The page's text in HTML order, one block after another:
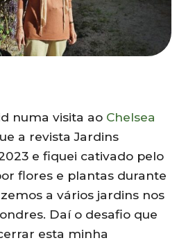
numa visita ao Chelsea
a revista Jardins
e fiquei cativado pelo
flores e plantas durante
a vários jardins nos
Daí o desafio que
esta minha